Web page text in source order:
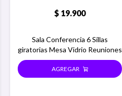
$ 19.900
Sala Conferencia 6 Sillas
giratorias Mesa Vidrio Reuniones